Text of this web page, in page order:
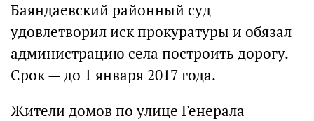
Баяндаевский районный суд
удовлетворил иск прокуратуры и обязал
администрацию села построить дорогу.
Срок — до 1 января 2017 года.
Жители домов по улице Генерала